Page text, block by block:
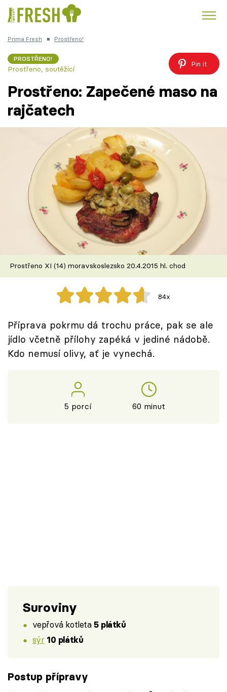
Česká kuchyně
Témata
Recepty
Články
TV Program
Škola vaření
Recepty z TV
Speciál: Cuketa
Sledujte prima+
Prima Fresh ■ Prostřeno!
PROSTŘENO!
Prostřeno, soutěžící
Pin it
Prostřeno: Zapečené maso na
rajčatech
Prostřeno XI (14) moravskoslezsko 20.4.2015 hl. chod
84x
Příprava pokrmu dá trochu práce, pak se ale
jídlo včetně přílohy zapéká v jediné nádobě.
Kdo nemusí olivy, ať je vynechá.
5 porcí 60 minut
Suroviny
vepřová kotleta 5 plátků
sýr 10 plátků
Postup přípravy